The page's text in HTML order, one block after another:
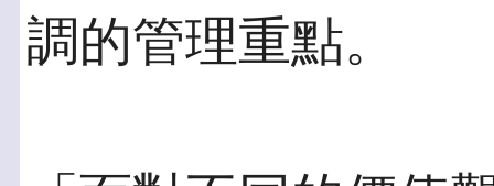
調的管理重點。